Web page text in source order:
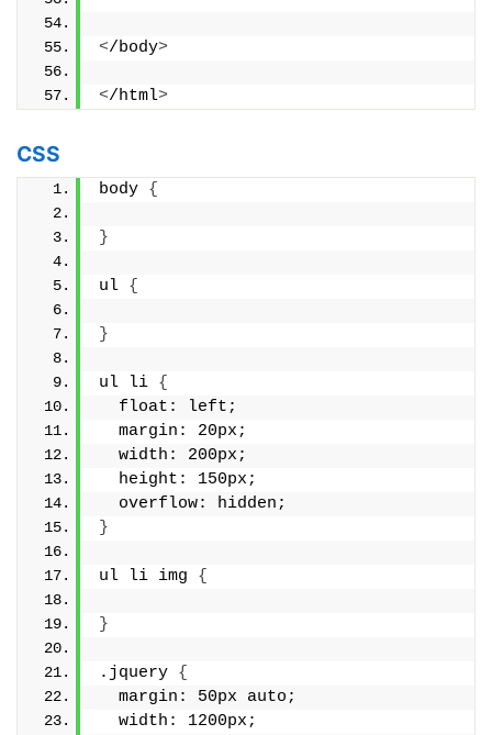
</body>
</html>
CSS
body {
}
ul {
}
ul li {
  float: left;
  margin: 20px;
  width: 200px;
  height: 150px;
  overflow: hidden;
}
ul li img {
}
.jquery {
  margin: 50px auto;
  width: 1200px;